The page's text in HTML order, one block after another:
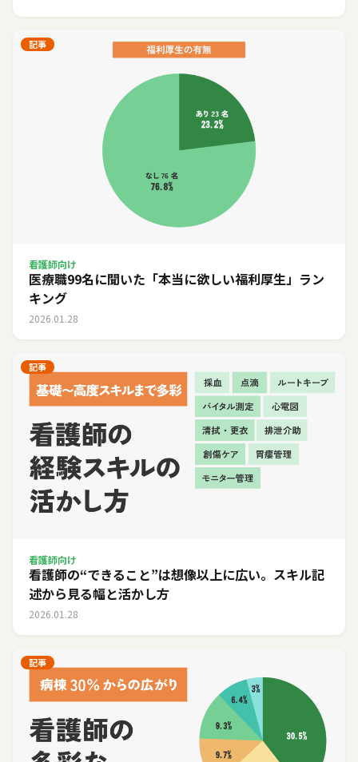
記事
看護師向け
医療職99名に聞いた「本当に欲しい福利厚生」ラン
キング
2026.01.28
記事
看護師向け
看護師の“できること”は想像以上に広い。スキル記
述から見る幅と活かし方
2026.01.28
記事